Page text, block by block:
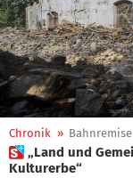
Chronik » Bahnremise
 „Land und Gemeinde zerstören unser gemeinsames
Kulturerbe“